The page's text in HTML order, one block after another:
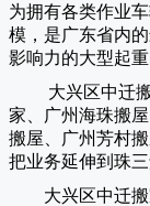
为拥有各类作业
模，是广东省内
影响力的大型起
大兴区中迁
家、广州海珠搬
搬屋、广州芳村
把业务延伸到珠
大兴区中迁